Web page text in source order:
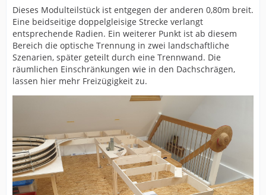
Dieses Modulteilstück ist entgegen der anderen 0,80m breit.
Eine beidseitige doppelgleisige Strecke verlangt
entsprechende Radien. Ein weiterer Punkt ist ab diesem
Bereich die optische Trennung in zwei landschaftliche
Szenarien, später geteilt durch eine Trennwand. Die
räumlichen Einschränkungen wie in den Dachschrägen,
lassen hier mehr Freizügigkeit zu.